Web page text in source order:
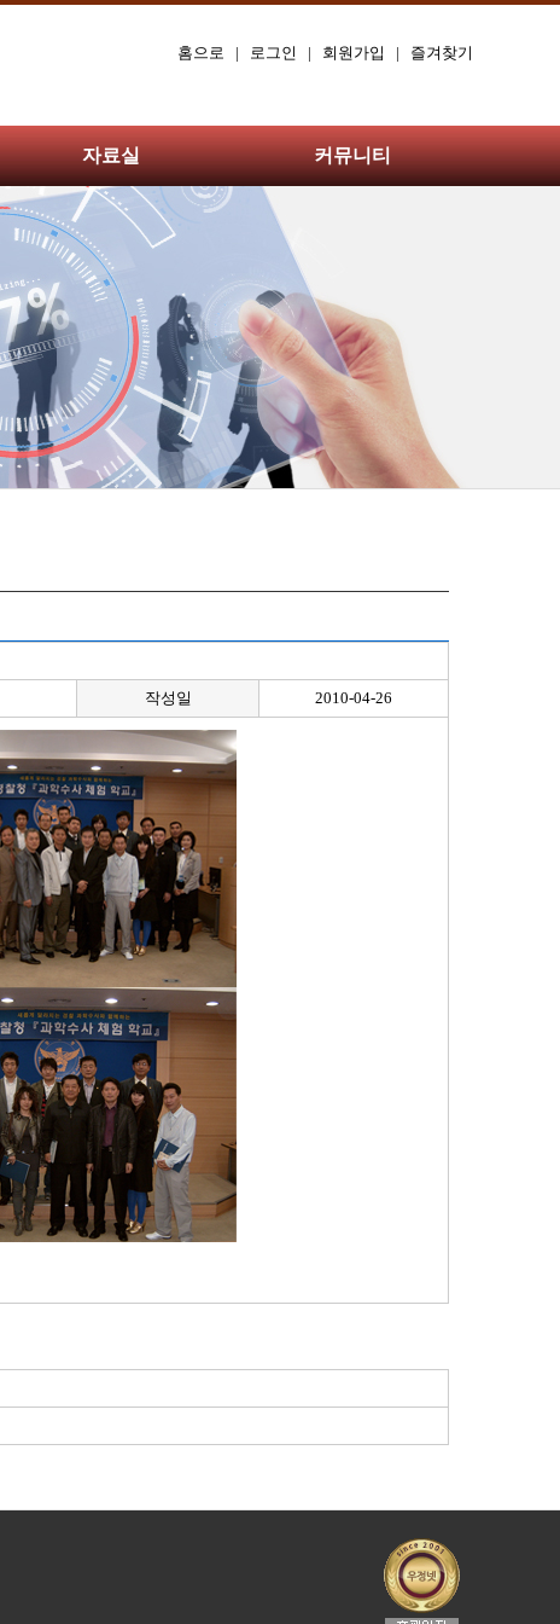
홈으로 | 로그인 | 회원가입 | 즐겨찾기
자료실 커뮤니티
작성일 2010-04-26